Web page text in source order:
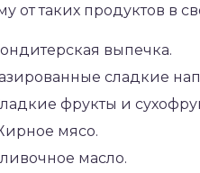
от таких продуктов в
выпечка.
сладкие
фрукты и
мясо.
масло.